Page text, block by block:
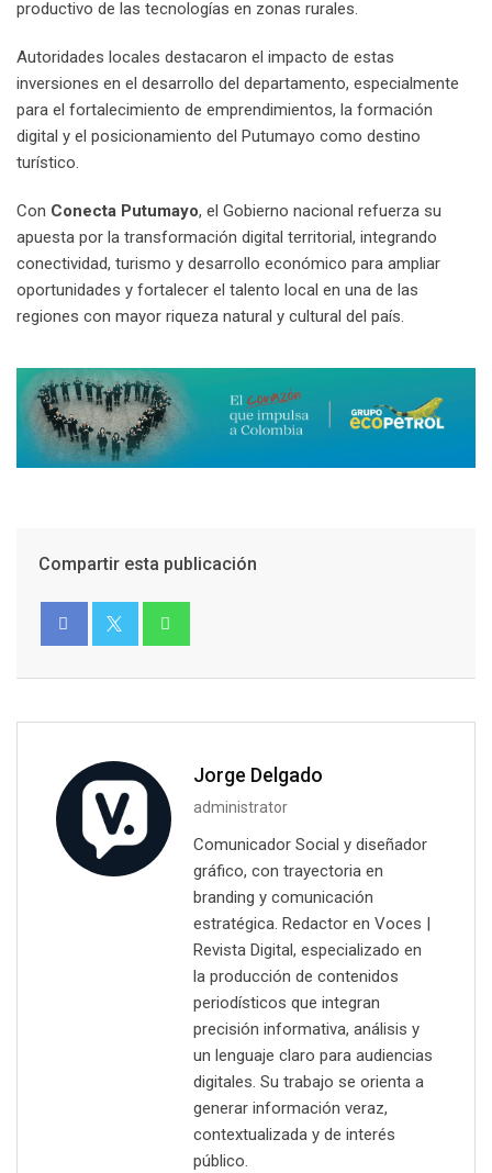
productivo de las tecnologías en zonas rurales.
Autoridades locales destacaron el impacto de estas
inversiones en el desarrollo del departamento, especialmente
para el fortalecimiento de emprendimientos, la formación
digital y el posicionamiento del Putumayo como destino
turístico.
Con Conecta Putumayo, el Gobierno nacional refuerza su
apuesta por la transformación digital territorial, integrando
conectividad, turismo y desarrollo económico para ampliar
oportunidades y fortalecer el talento local en una de las
regiones con mayor riqueza natural y cultural del país.
Compartir esta publicación
Jorge Delgado
administrator
Comunicador Social y diseñador
gráfico, con trayectoria en
branding y comunicación
estratégica. Redactor en Voces |
Revista Digital, especializado en
la producción de contenidos
periodísticos que integran
precisión informativa, análisis y
un lenguaje claro para audiencias
digitales. Su trabajo se orienta a
generar información veraz,
contextualizada y de interés
público.